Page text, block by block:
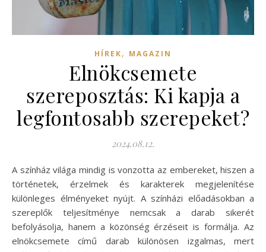
HÍREK, MAGAZIN
Elnökcsemete
szereposztás: Ki kapja a
legfontosabb szerepeket?
2024.08.12.
A színház világa mindig is vonzotta az embereket, hiszen a
történetek, érzelmek és karakterek megjelenítése
különleges élményeket nyújt. A színházi előadásokban a
szereplők teljesítménye nemcsak a darab sikerét
befolyásolja, hanem a közönség érzéseit is formálja. Az
elnökcsemete című darab különösen izgalmas, mert